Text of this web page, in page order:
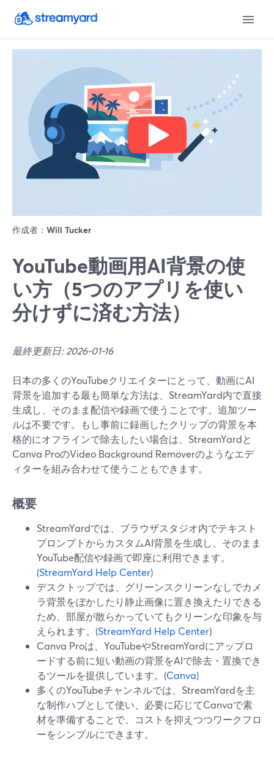
作成者： Will Tucker
YouTube動画用AI背景の使
い方（5つのアプリを使い
分けずに済む方法）
最終更新日: 2026-01-16
日本の多くのYouTubeクリエイターにとって、動画にAI
背景を追加する最も簡単な方法は、StreamYard内で直接
生成し、そのまま配信や録画で使うことです。追加ツー
ルは不要です。もし事前に録画したクリップの背景を本
格的にオフラインで除去したい場合は、StreamYardと
Canva ProのVideo Background Removerのようなエデ
ィターを組み合わせて使うこともできます。
概要
StreamYardでは、ブラウザスタジオ内でテキスト
プロンプトからカスタムAI背景を生成し、そのまま
YouTube配信や録画で即座に利用できます。
(StreamYard Help Center)
デスクトップでは、グリーンスクリーンなしでカメ
ラ背景をぼかしたり静止画像に置き換えたりできる
ため、部屋が散らかっていてもクリーンな印象を与
えられます。(StreamYard Help Center)
Canva Proは、YouTubeやStreamYardにアップロ
ードする前に短い動画の背景をAIで除去・置換でき
るツールを提供しています。(Canva)
多くのYouTubeチャンネルでは、StreamYardを主
な制作ハブとして使い、必要に応じてCanvaで素
材を準備することで、コストを抑えつつワークフロ
ーをシンプルにできます。